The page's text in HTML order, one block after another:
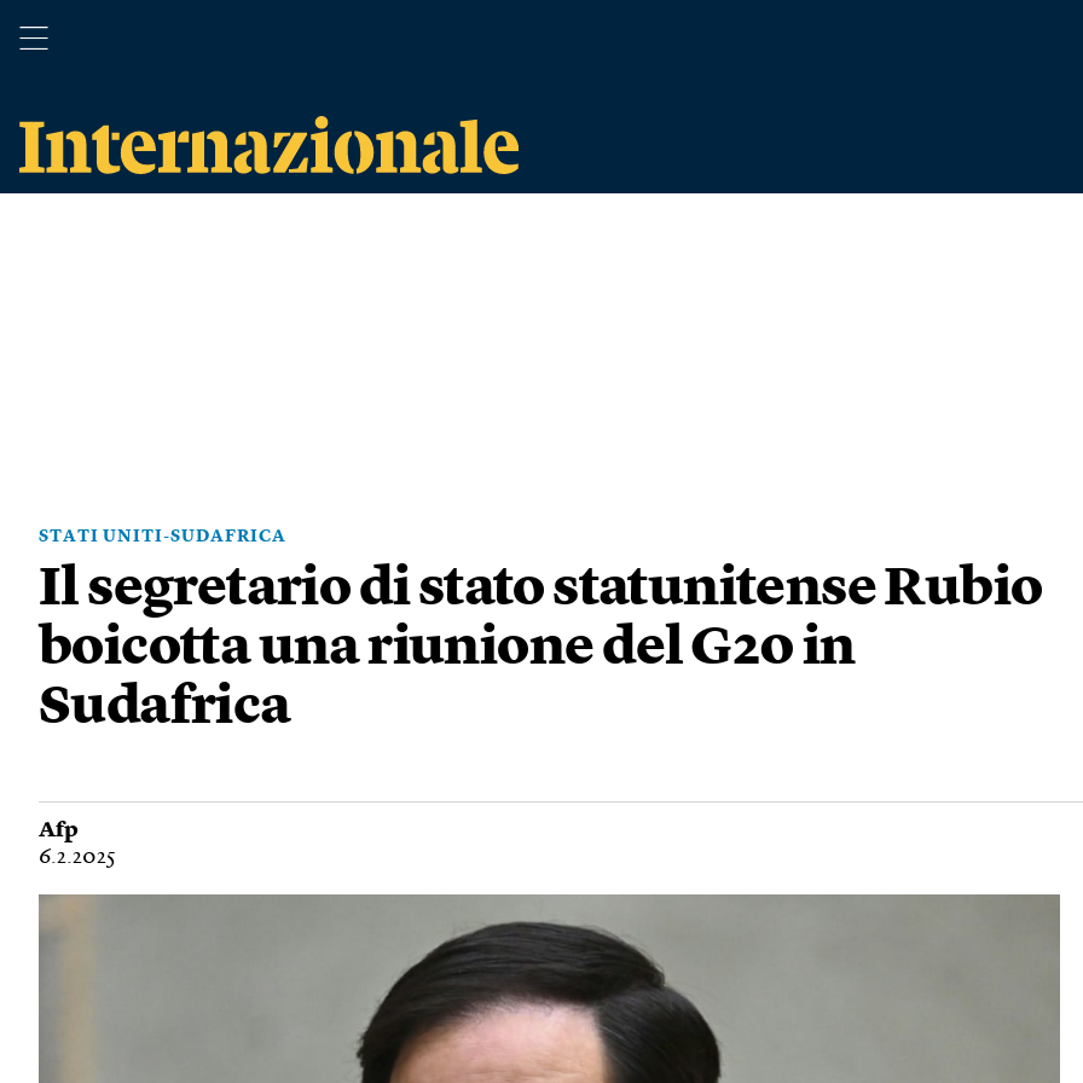
STATI UNITI-SUDAFRICA
Il segretario di stato statunitense Rubio
boicotta una riunione del G20 in
Sudafrica
Afp
6.2.2025